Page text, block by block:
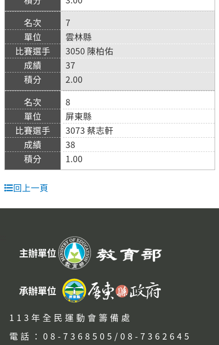
7
雲林縣
3050 陳柏佑
37
2.00
8
屏東縣
3073 蔡志軒
38
1.00
回上一頁
主辦單位
承辦單位
113年全民運動會籌備處
電話：08-7368505/08-7362645